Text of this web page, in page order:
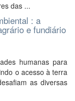
das ...
: a
e fundiário
humanas para
o acesso à terra
as diversas